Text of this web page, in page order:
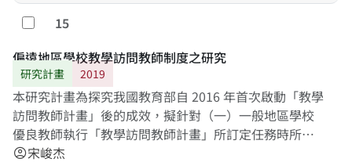
合性，以及在現行制度下如何更進一步強化高級中等學
校教師專業自主保障的具體改進建議，以供政府相關部
門參酌。
法》，使我國中小學課綱之審議組織，逕以法律詳細規
範，惟在實際運作上卻也招致若干質疑。另一方面，無
論係將課綱定位為法規命令、行政規則甚或一般處分，
其除具有不同規範作用外，亦與所應踐行的法制程序具
有直接連動關係；而在我國整體法律架構與社會條件
下，課綱究應具備何等規範作用及法制程序為妥，乃是
本研究計畫所欲深入探討的課題。本研究計畫於執行過
程中，將採取文件分析、焦點團體座談及深度訪談等研
勾選
15
偏遠地區學校教學訪問教師制度之研究
研究計畫 2019
本研究計畫為探究我國教育部自 2016 年首次啟動「教學
訪問教師計畫」後的成效，擬針對（一）一般地區學校
優良教師執行「教學訪問教師計畫」所訂定任務時所遭
遇困境若何？；（二）受訪學校的師資穩定性是否因
account_circle宋峻杰